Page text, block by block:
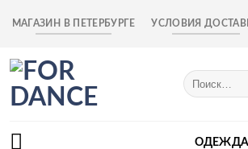
МАГАЗИН В ПЕТЕРБУРГЕ УСЛОВИЯ
Искать:
ОДЕЖДА